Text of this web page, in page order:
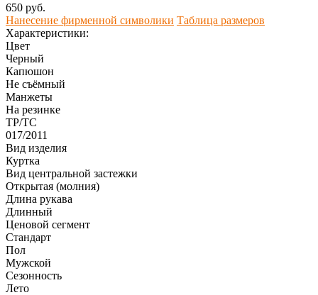
650 руб.
Нанесение фирменной символики Таблица размеров
Характеристики:
Цвет
Черный
Капюшон
Не съёмный
Манжеты
На резинке
ТР/ТС
017/2011
Вид изделия
Куртка
Вид центральной застежки
Открытая (молния)
Длина рукава
Длинный
Ценовой сегмент
Стандарт
Пол
Мужской
Сезонность
Лето